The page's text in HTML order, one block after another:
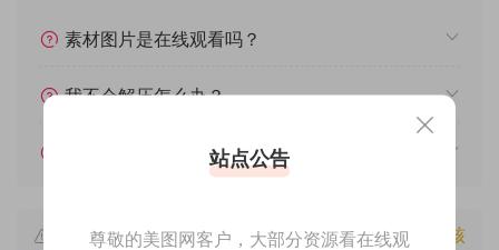
素材图片是在线观看吗？
我不会解压怎么办？
遇见其他问题怎么办？
本文资源仅供个人参考学习，请勿批量搬运，一经核
站点公告
尊敬的美图网客户，大部分资源看在线观